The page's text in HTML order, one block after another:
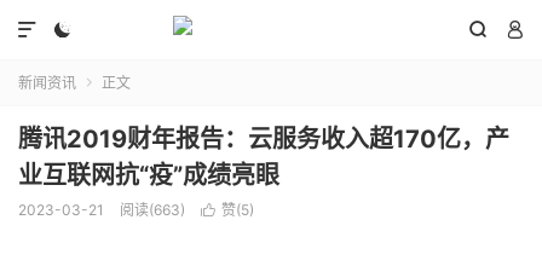
  

新闻资讯  正文
腾讯2019财年报告：云服务收入超170亿，产
业互联网抗“疫”成绩亮眼
2023-03-21 阅读(663)  赞(5)